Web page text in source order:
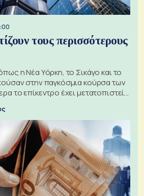
τους περισσότερους
η Νέα Υόρκη, το Σικάγο και το
στην παγκόσμια κούρσα των
το επίκεντρο έχει μετατοπιστεί